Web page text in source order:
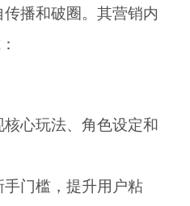
传播和破圈。其营销内
核心玩法、角色设定和
手门槛，提升用户粘